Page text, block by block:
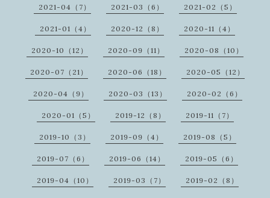
2021-04（7） 2021-03（6） 2021-02（5）
2021-01（4） 2020-12（8） 2020-11（4）
2020-10（12） 2020-09（11） 2020-08（10）
2020-07（21） 2020-06（18） 2020-05（12）
2020-04（9） 2020-03（13） 2020-02（6）
2020-01（5） 2019-12（8） 2019-11（7）
2019-10（3） 2019-09（4） 2019-08（5）
2019-07（6） 2019-06（14） 2019-05（6）
2019-04（10） 2019-03（7） 2019-02（8）